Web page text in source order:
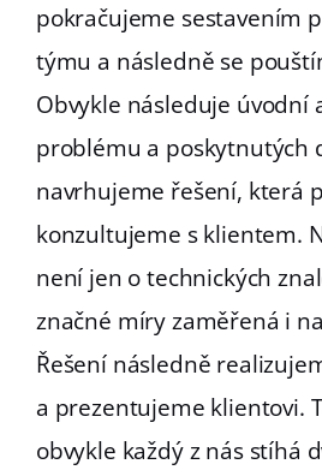
pokračujeme sestavením
týmu a následně se
Obvykle následuje úvodní
problému a poskytnutých
navrhujeme řešení, která
konzultujeme s klientem.
není jen o technických
značné míry zaměřená i
Řešení následně
a prezentujeme klientovi.
obvykle každý z nás stíhá